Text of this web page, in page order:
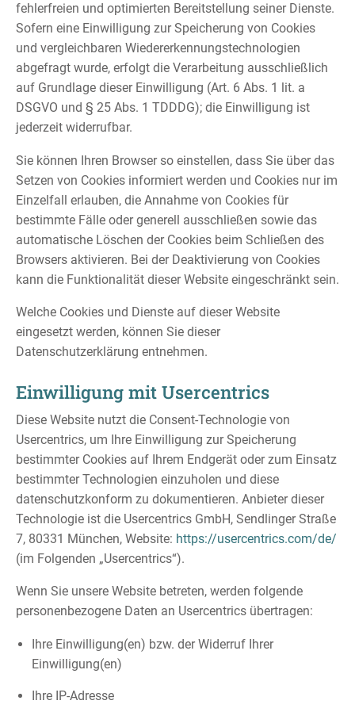
fehlerfreien und optimierten Bereitstellung seiner Dienste.
Sofern eine Einwilligung zur Speicherung von Cookies
und vergleichbaren Wiedererkennungstechnologien
abgefragt wurde, erfolgt die Verarbeitung ausschließlich
auf Grundlage dieser Einwilligung (Art. 6 Abs. 1 lit. a
DSGVO und § 25 Abs. 1 TDDDG); die Einwilligung ist
jederzeit widerrufbar.
Sie können Ihren Browser so einstellen, dass Sie über das
Setzen von Cookies informiert werden und Cookies nur im
Einzelfall erlauben, die Annahme von Cookies für
bestimmte Fälle oder generell ausschließen sowie das
automatische Löschen der Cookies beim Schließen des
Browsers aktivieren. Bei der Deaktivierung von Cookies
kann die Funktionalität dieser Website eingeschränkt sein.
Welche Cookies und Dienste auf dieser Website
eingesetzt werden, können Sie dieser
Datenschutzerklärung entnehmen.
Einwilligung mit Usercentrics
Diese Website nutzt die Consent-Technologie von
Usercentrics, um Ihre Einwilligung zur Speicherung
bestimmter Cookies auf Ihrem Endgerät oder zum Einsatz
bestimmter Technologien einzuholen und diese
datenschutzkonform zu dokumentieren. Anbieter dieser
Technologie ist die Usercentrics GmbH, Sendlinger Straße
7, 80331 München, Website: https://usercentrics.com/de/
(im Folgenden „Usercentrics“).
Wenn Sie unsere Website betreten, werden folgende
personenbezogene Daten an Usercentrics übertragen:
Ihre Einwilligung(en) bzw. der Widerruf Ihrer
Einwilligung(en)
Ihre IP-Adresse